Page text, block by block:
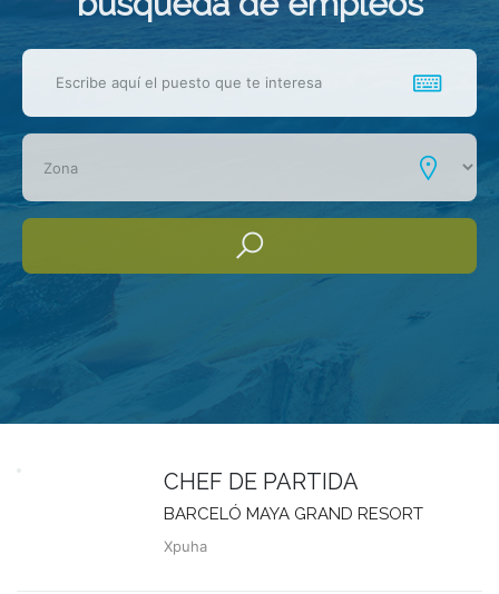
CHEF DE PARTIDA
BARCELÓ MAYA GRAND RESORT
Xpuha